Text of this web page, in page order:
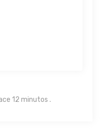
12 minutos .